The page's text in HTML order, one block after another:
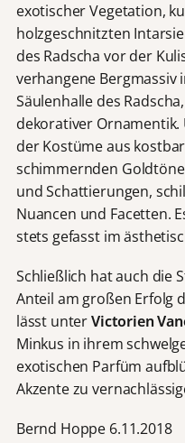
exotischer Vegetation,
holzgeschnitzten
des Radscha vor der
verhangene Bergmassiv
Säulenhalle des
dekorativer
der Kostüme aus
schimmernden
und Schattierungen,
Nuancen und Facetten.
stets gefasst im
Schließlich hat auch die
Anteil am großen Erfolg
lässt unterVictorien
Minkus in ihrem
exotischen Parfüm
Akzente zu
Bernd Hoppe 6.11.2018